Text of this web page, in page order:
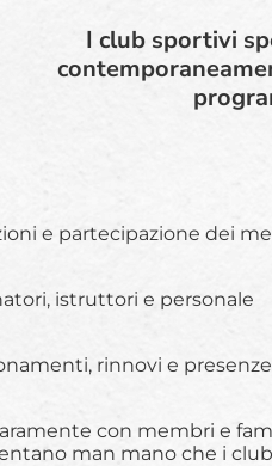
I club sportivi
e partecipazione dei
istruttori e personale
rinnovi e presenze
con membri e
man mano che i